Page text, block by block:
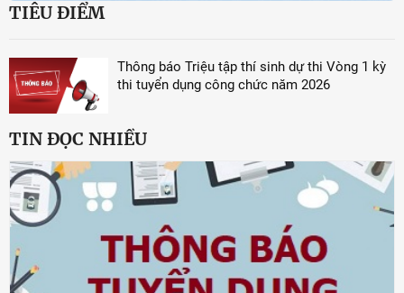
TIÊU ĐIỂM
Thông báo Triệu tập thí sinh dự thi Vòng 1 kỳ
thi tuyển dụng công chức năm 2026
TIN ĐỌC NHIỀU